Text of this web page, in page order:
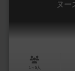
ヌー
1～5人